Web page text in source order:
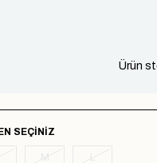
Ürün